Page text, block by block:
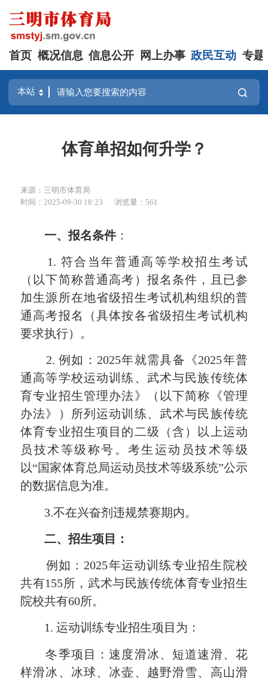
首页 概况信息 信息公开 网上办事 政民互动 专题
体育单招如何升学？
来源：三明市体育局
时间：2025-09-30 18:23
浏览量：561
一、报名条件：
1. 符合当年普通高等学校招生考试
（以下简称普通高考）报名条件，且已参
加生源所在地省级招生考试机构组织的普
通高考报名（具体按各省级招生考试机构
要求执行）。
2. 例如：2025年就需具备《2025年普
通高等学校运动训练、武术与民族传统体
育专业招生管理办法》（以下简称《管理
办法》）所列运动训练、武术与民族传统
体育专业招生项目的二级（含）以上运动
员技术等级称号。考生运动员技术等级
以“国家体育总局运动员技术等级系统”公示
的数据信息为准。
3.不在兴奋剂违规禁赛期内。
二、招生项目：
例如：2025年运动训练专业招生院校
共有155所，武术与民族传统体育专业招生
院校共有60所。
1. 运动训练专业招生项目为：
冬季项目：速度滑冰、短道速滑、花
样滑冰、冰球、冰壶、越野滑雪、高山滑